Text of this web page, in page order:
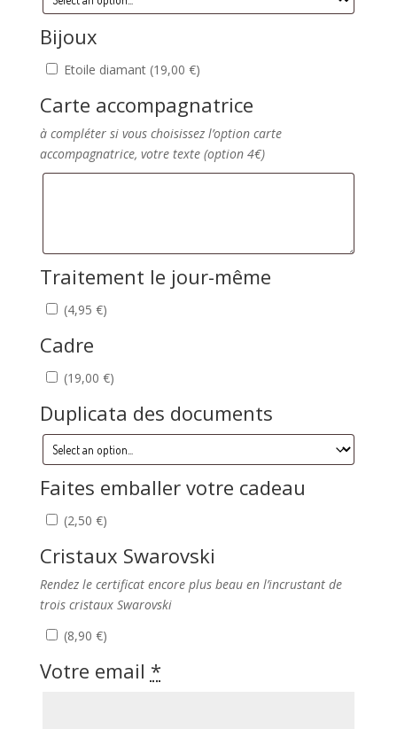
Bijoux
Etoile diamant (19,00 €)
Carte accompagnatrice
à compléter si vous choisissez l’option carte
accompagnatrice, votre texte (option 4€)
Traitement le jour-même
(4,95 €)
Cadre
(19,00 €)
Duplicata des documents
Faites emballer votre cadeau
(2,50 €)
Cristaux Swarovski
Rendez le certificat encore plus beau en l’incrustant de
trois cristaux Swarovski
(8,90 €)
Votre email *